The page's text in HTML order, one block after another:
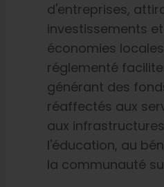
d'entreprises,
investissements
économies
réglementé
générant des
réaffectés aux
aux
l'éducation, au
la communauté